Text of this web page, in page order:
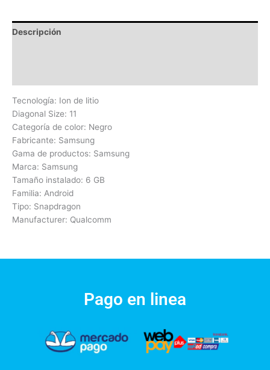
Descripción
Tecnología: Ion de litio
Diagonal Size: 11
Categoría de color: Negro
Fabricante: Samsung
Gama de productos: Samsung
Marca: Samsung
Tamaño instalado: 6 GB
Familia: Android
Tipo: Snapdragon
Manufacturer: Qualcomm
Pago en linea